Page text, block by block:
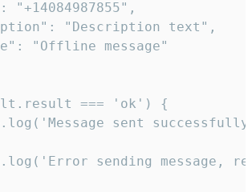
"+14084987855",
"Description text",
"Offline message"
=== 'ok') {
sent
sending message,